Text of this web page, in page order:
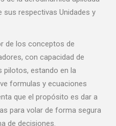
respectivas Unidades y
de los conceptos de
con capacidad de
estando en la
formulas y ecuaciones
que el propósito es dar a
para volar de forma segura
de decisiones.